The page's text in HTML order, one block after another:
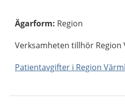
Ägarform: Region
Verksamheten tillhör Region
Patientavgifter i Region